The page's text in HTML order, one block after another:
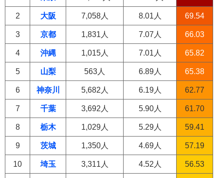
2 大阪 7,058人 8.01人 69.54
3 京都 1,831人 7.07人 66.03
4 沖縄 1,015人 7.01人 65.82
5 山梨 563人 6.89人 65.38
6 神奈川 5,682人 6.19人 62.77
7 千葉 3,692人 5.90人 61.70
8 栃木 1,029人 5.29人 59.41
9 茨城 1,350人 4.69人 57.19
10 埼玉 3,311人 4.52人 56.53